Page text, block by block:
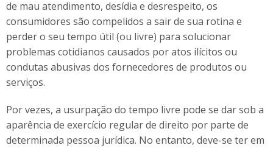
de mau atendimento, desídia e desrespeito, os
consumidores são compelidos a sair de sua rotina e
perder o seu tempo útil (ou livre) para solucionar
problemas cotidianos causados por atos ilícitos ou
condutas abusivas dos fornecedores de produtos ou
serviços.
Por vezes, a usurpação do tempo livre pode se dar sob a
aparência de exercício regular de direito por parte de
determinada pessoa jurídica. No entanto, deve-se ter em